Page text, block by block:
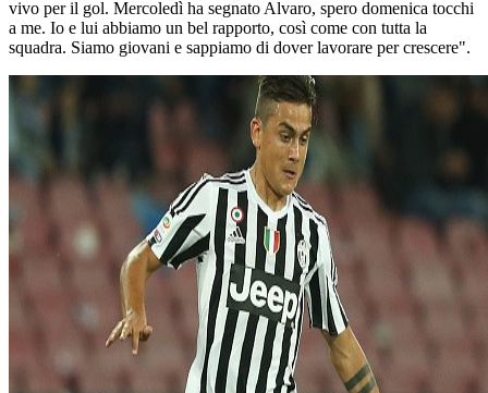
vivo per il gol. Mercoledì ha segnato Alvaro, spero domenica tocchi
a me. Io e lui abbiamo un bel rapporto, così come con tutta la
squadra. Siamo giovani e sappiamo di dover lavorare per crescere".